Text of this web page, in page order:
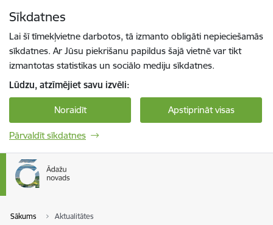
Sīkdatnes
Lai šī tīmekļvietne darbotos, tā izmanto obligāti nepieciešamās
sīkdatnes. Ar Jūsu piekrišanu papildus šajā vietnē var tikt
izmantotas statistikas un sociālo mediju sīkdatnes.
Lūdzu, atzīmējiet savu izvēli:
Noraidīt Apstiprināt visas
Pārvaldīt sīkdatnes
Sākums Aktualitātes